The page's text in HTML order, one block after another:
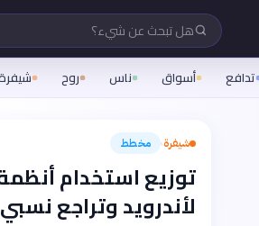
هل تبحث عن شيء؟
تدافع أسواق ناس روح
شيفرة› مخطط
توزيع استخدام
لأندرويد وتراجع نسبي